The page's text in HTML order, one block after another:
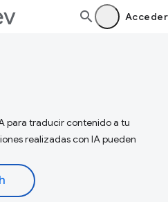
Acceder
para traducir contenido a tu
realizadas con IA pueden